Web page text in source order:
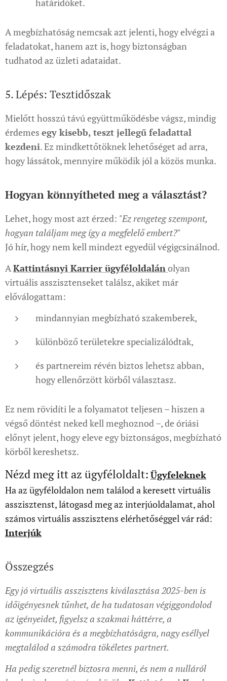
határidőket.
A megbízhatóság nemcsak azt jelenti, hogy elvégzi a
feladatokat, hanem azt is, hogy biztonságban
tudhatod az üzleti adataidat.
5. Lépés: Tesztidőszak
Mielőtt hosszú távú együttműködésbe vágsz, mindig
érdemes egy kisebb, teszt jellegű feladattal
kezdeni. Ez mindkettőtöknek lehetőséget ad arra,
hogy lássátok, mennyire működik jól a közös munka.
Hogyan könnyítheted meg a választást?
Lehet, hogy most azt érzed: "Ez rengeteg szempont,
hogyan találjam meg így a megfelelő embert?"
Jó hír, hogy nem kell mindezt egyedül végigcsinálnod.
AKattintásnyi Karrier ügyféloldalánolyan
virtuális asszisztenseket találsz, akiket már
előválogattam:
mindannyian megbízható szakemberek,
különböző területekre specializálódtak,
és partnereim révén biztos lehetsz abban,
hogy ellenőrzött körből választasz.
Ez nem rövidíti le a folyamatot teljesen – hiszen a
végső döntést neked kell meghoznod –, de óriási
előnyt jelent, hogy eleve egy biztonságos, megbízható
körből kereshetsz.
Nézd meg itt az ügyféloldalt: Ügyfeleknek
Ha az ügyféloldalon nem találod a keresett virtuális
asszisztenst, látogasd meg az interjúoldalamat, ahol
számos virtuális asszisztens elérhetőséggel vár rád:
Interjúk
Összegzés
Egy jó virtuális asszisztens kiválasztása 2025-ben is
időigényesnek tűnhet, de ha tudatosan végiggondolod
az igényeidet, figyelsz a szakmai háttérre, a
kommunikációra és a megbízhatóságra, nagy eséllyel
megtalálod a számodra tökéletes partnert.
Ha pedig szeretnél biztosra menni, és nem a nulláról